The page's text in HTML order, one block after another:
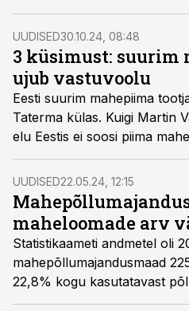
mahepoliitika raportiga
mahetoidu tootmisele ja
UUDISED30.10.24, 08:48
3 küsimust: suurim
ujub vastuvoolu
Eesti suurim mahepiima
Taterma külas. Kuigi Martin
elu Eestis ei soosi piima
taluperemees jonni ja on iga
seekordne aasta on kenasti
UUDISED22.05.24, 12:15
maheloomade arv
Statistikaameti andmetel oli
mahepõllumajandusmaad
22,8% kogu kasutatavast
92% oli täielikult